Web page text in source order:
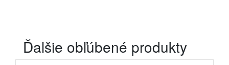
Ďalšie obľúbené produkty